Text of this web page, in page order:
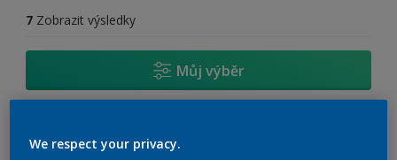
7 Zobrazit výsledky
Můj výběr
Dulux Trade Vinyl Matt
We respect your privacy.